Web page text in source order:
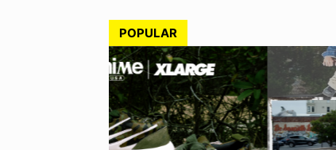
POPULAR